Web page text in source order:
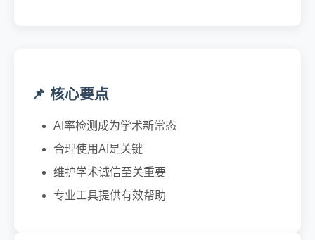
📌 核心要点
AI率检测成为学术新常态
合理使用AI是关键
维护学术诚信至关重要
专业工具提供有效帮助